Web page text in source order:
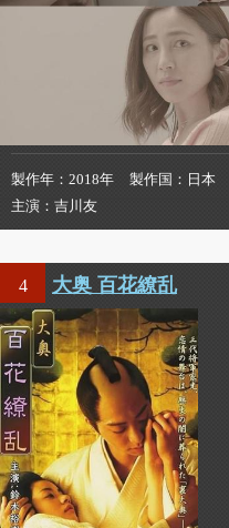
製作年 2018年 製作国 日本
主演
吉川友
4 大奥 百花繚乱